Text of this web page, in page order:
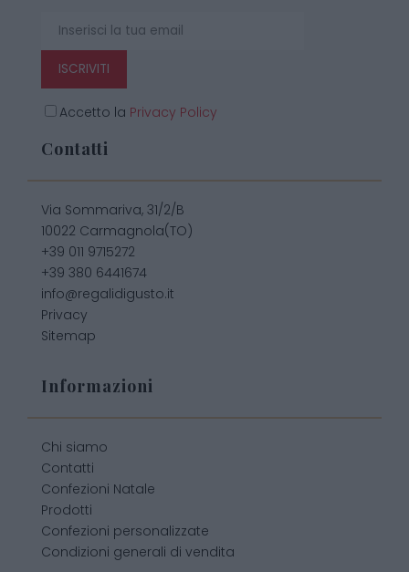
ISCRIVITI
Accetto la Privacy Policy
Contatti
Via Sommariva, 31/2/B
10022 Carmagnola(TO)
+39 011 9715272
+39 380 6441674
info@regalidigusto.it
Privacy
Sitemap
Informazioni
Chi siamo
Contatti
Confezioni Natale
Prodotti
Confezioni personalizzate
Condizioni generali di vendita